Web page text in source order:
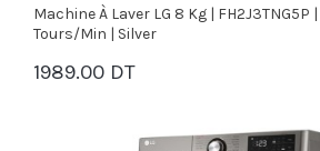
Machine À Laver LG 8 Kg | FH2J3TNG5P
Tours/min | Silver
1989.00 DT
PANIER